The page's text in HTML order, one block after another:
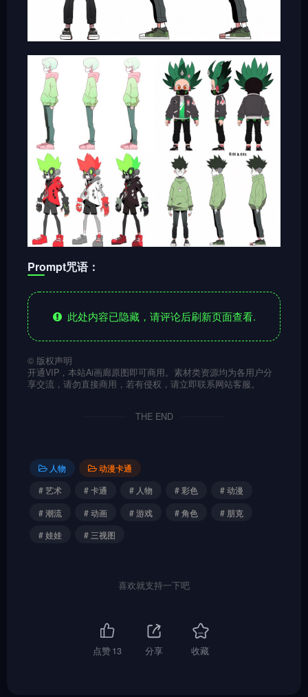
Prompt咒语：
此处内容已隐藏，请评论后刷新页面查看.
© 版权声明
开通VIP，本站Ai画廊原图即可商用。素材类资源均为各用户分
享交流，请勿直接商用，若有侵权，请立即联系网站客服。
THE END
人物
动漫卡通
# 艺术
# 卡通 # 人物 # 彩色
# 动漫
# 潮流
# 动画 # 游戏 # 角色
# 朋克
# 娃娃
# 三视图
喜欢就支持一下吧
点赞13 分享 收藏